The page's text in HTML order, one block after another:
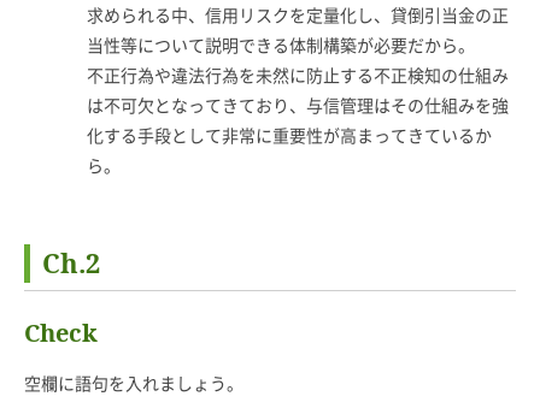
求められる中、信用リスクを定量化し、貸倒引当金の正
当性等について説明できる体制構築が必要だから。
不正行為や違法行為を未然に防止する不正検知の仕組み
は不可欠となってきており、与信管理はその仕組みを強
化する手段として非常に重要性が高まってきているか
ら。
Ch.2
Check
空欄に語句を入れましょう。